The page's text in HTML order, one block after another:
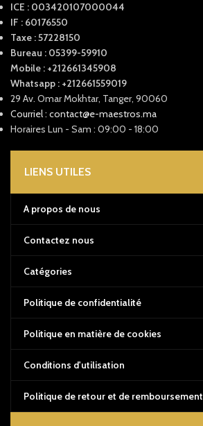
ICE : 003420107000044
IF : 60176550
Taxe : 57228150
Bureau : 05399-59910
Mobile : +212661345908
Whatsapp : +212661559019
29 Av. Omar Mokhtar, Tanger, 90060
Courriel : contact@e-maestros.ma
Horaires Lun - Sam : 09:00 - 18:00
LIENS UTILES
A propos de nous
Contactez nous
Catégories
Politique de confidentialité
Politique en matière de cookies
Conditions d'utilisation
Politique de retour et de remboursement